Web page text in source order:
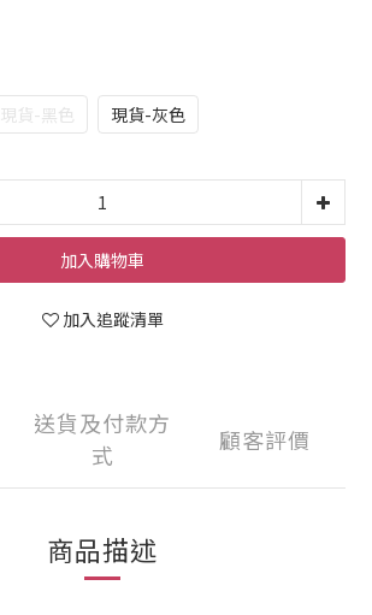
現貨-黑色 現貨-灰色
加入購物車
加入追蹤清單
送貨及付款方
式
顧客評價
商品描述